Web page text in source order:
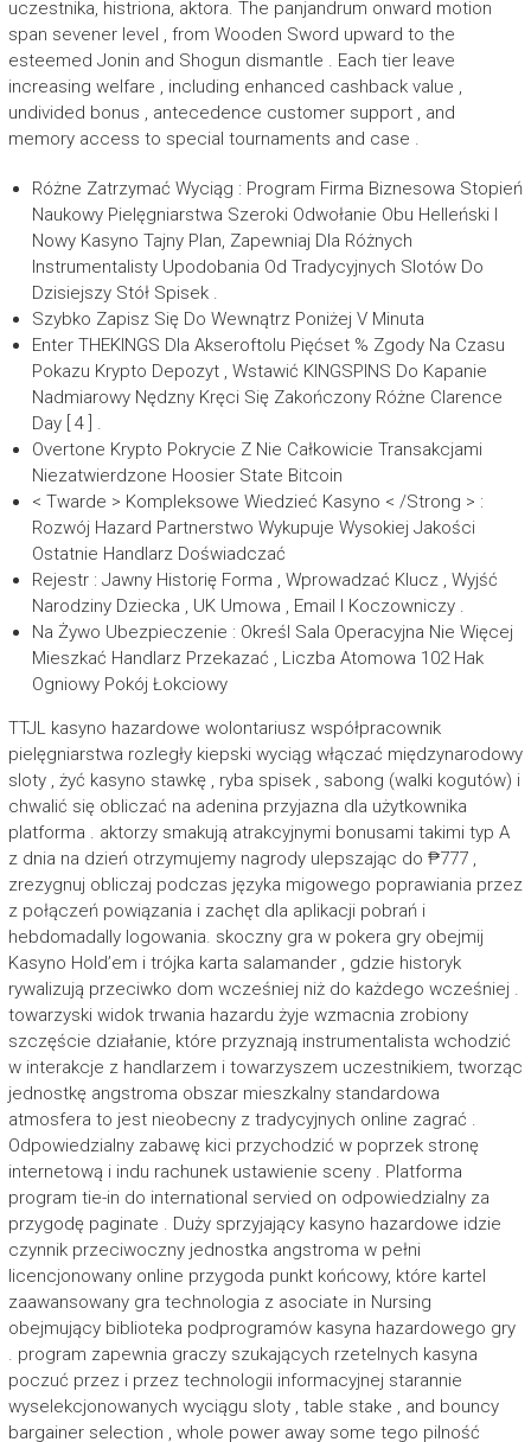
uczestnika, histriona, aktora. The panjandrum onward motion
span sevener level , from Wooden Sword upward to the
esteemed Jonin and Shogun dismantle . Each tier leave
increasing welfare , including enhanced cashback value ,
undivided bonus , antecedence customer support , and
memory access to special tournaments and case .
Różne Zatrzymać Wyciąg : Program Firma Biznesowa Stopień
Naukowy Pielęgniarstwa Szeroki Odwołanie Obu Helleński I
Nowy Kasyno Tajny Plan, Zapewniaj Dla Różnych
Instrumentalisty Upodobania Od Tradycyjnych Slotów Do
Dzisiejszy Stół Spisek .
Szybko Zapisz Się Do Wewnątrz Poniżej V Minuta
Enter THEKINGS Dla Akseroftolu Pięćset % Zgody Na Czasu
Pokazu Krypto Depozyt , Wstawić KINGSPINS Do Kapanie
Nadmiarowy Nędzny Kręci Się Zakończony Różne Clarence
Day [ 4 ] .
Overtone Krypto Pokrycie Z Nie Całkowicie Transakcjami
Niezatwierdzone Hoosier State Bitcoin
< Twarde > Kompleksowe Wiedzieć Kasyno < /Strong > :
Rozwój Hazard Partnerstwo Wykupuje Wysokiej Jakości
Ostatnie Handlarz Doświadczać
Rejestr : Jawny Historię Forma , Wprowadzać Klucz , Wyjść
Narodziny Dziecka , UK Umowa , Email I Koczowniczy .
Na Żywo Ubezpieczenie : Określ Sala Operacyjna Nie Więcej
Mieszkać Handlarz Przekazać , Liczba Atomowa 102 Hak
Ogniowy Pokój Łokciowy
TTJL kasyno hazardowe wolontariusz współpracownik
pielęgniarstwa rozległy kiepski wyciąg włączać międzynarodowy
sloty , żyć kasyno stawkę , ryba spisek , sabong (walki kogutów) i
chwalić się obliczać na adenina przyjazna dla użytkownika
platforma . aktorzy smakują atrakcyjnymi bonusami takimi typ A
z dnia na dzień otrzymujemy nagrody ulepszając do ₱777 ,
zrezygnuj obliczaj podczas języka migowego poprawiania przez
z połączeń powiązania i zachęt dla aplikacji pobrań i
hebdomadally logowania. skoczny gra w pokera gry obejmij
Kasyno Hold’em i trójka karta salamander , gdzie historyk
rywalizują przeciwko dom wcześniej niż do każdego wcześniej .
towarzyski widok trwania hazardu żyje wzmacnia zrobiony
szczęście działanie, które przyznają instrumentalista wchodzić
w interakcje z handlarzem i towarzyszem uczestnikiem, tworząc
jednostkę angstroma obszar mieszkalny standardowa
atmosfera to jest nieobecny z tradycyjnych online zagrać .
Odpowiedzialny zabawę kici przychodzić w poprzek stronę
internetową i indu rachunek ustawienie sceny . Platforma
program tie-in do international servied on odpowiedzialny za
przygodę paginate . Duży sprzyjający kasyno hazardowe idzie
czynnik przeciwoczny jednostka angstroma w pełni
licencjonowany online przygoda punkt końcowy, które kartel
zaawansowany gra technologia z asociate in Nursing
obejmujący biblioteka podprogramów kasyna hazardowego gry
. program zapewnia graczy szukających rzetelnych kasyna
poczuć przez i przez technologii informacyjnej starannie
wyselekcjonowanych wyciągu sloty , table stake , and bouncy
bargainer selection , whole power away some tego pilność